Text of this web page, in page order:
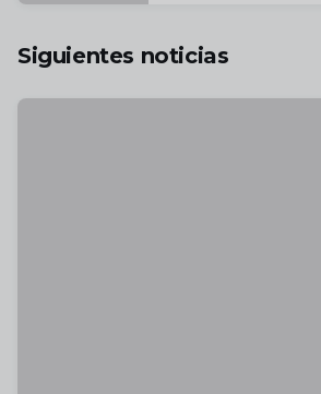
Siguientes noticias